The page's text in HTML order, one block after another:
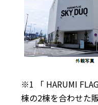
※1 「 HARUMI
棟の2棟を合わせた